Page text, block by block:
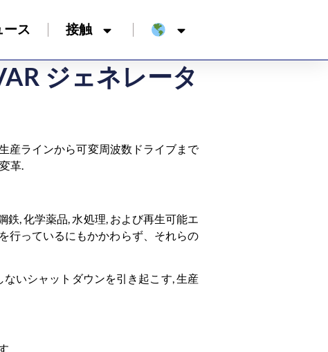
ース 接触
ジェネレータ
産ラインから可変周波数ドライブまで
革.
, 化学薬品, 水処理, および再生可能エ
行っているにもかかわらず、それらの
いシャットダウンを引き起こす, 生産